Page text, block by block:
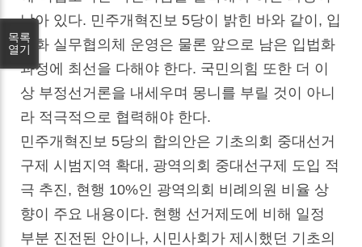
남아 있다. 민주개혁진보 5당이 밝힌 바와 같이, 입
법화 실무협의체 운영은 물론 앞으로 남은 입법화
과정에 최선을 다해야 한다. 국민의힘 또한 더 이
상 부정선거론을 내세우며 몽니를 부릴 것이 아니
라 적극적으로 협력해야 한다.
민주개혁진보 5당의 합의안은 기초의회 중대선거
구제 시범지역 확대, 광역의회 중대선구제 도입 적
극 추진, 현행 10%인 광역의회 비례의원 비율 상
향이 주요 내용이다. 현행 선거제도에 비해 일정
부분 진전된 안이나, 시민사회가 제시했던 기초의
목록
열기